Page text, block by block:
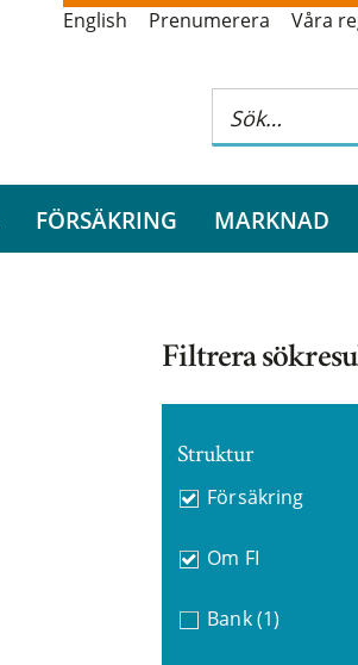
English Prenumerera Våra
FÖRSÄKRING MARKNAD
Filtrera
Struktur
Försäkring
Om FI
Bank (1)